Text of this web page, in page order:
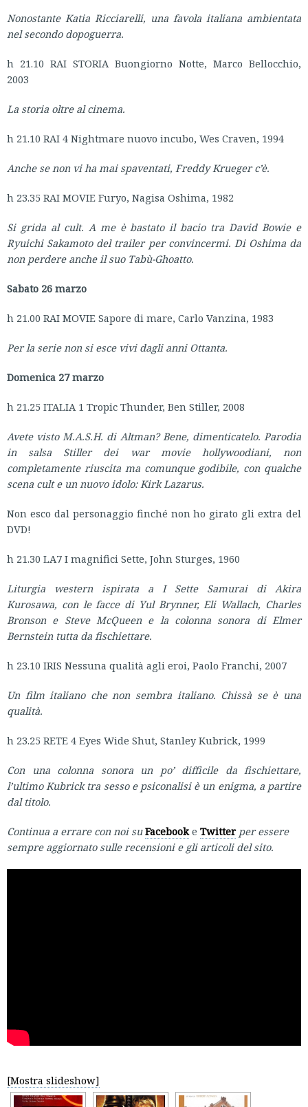
Nonostante Katia Ricciarelli, una favola italiana ambientata
nel secondo dopoguerra.
h 21.10 RAI STORIA Buongiorno Notte, Marco Bellocchio,
2003
La storia oltre al cinema.
h 21.10 RAI 4 Nightmare nuovo incubo, Wes Craven, 1994
Anche se non vi ha mai spaventati, Freddy Krueger c’è.
h 23.35 RAI MOVIE Furyo, Nagisa Oshima, 1982
Si grida al cult. A me è bastato il bacio tra David Bowie e
Ryuichi Sakamoto del trailer per convincermi. Di Oshima da
non perdere anche il suo Tabù-Ghoatto.
Sabato 26 marzo
h 21.00 RAI MOVIE Sapore di mare, Carlo Vanzina, 1983
Per la serie non si esce vivi dagli anni Ottanta.
Domenica 27 marzo
h 21.25 ITALIA 1 Tropic Thunder, Ben Stiller, 2008
Avete visto M.A.S.H. di Altman? Bene, dimenticatelo. Parodia
in salsa Stiller dei war movie hollywoodiani, non
completamente riuscita ma comunque godibile, con qualche
scena cult e un nuovo idolo: Kirk Lazarus.
Non esco dal personaggio finché non ho girato gli extra del
DVD!
h 21.30 LA7 I magnifici Sette, John Sturges, 1960
Liturgia western ispirata a I Sette Samurai di Akira
Kurosawa, con le facce di Yul Brynner, Eli Wallach, Charles
Bronson e Steve McQueen e la colonna sonora di Elmer
Bernstein tutta da fischiettare.
h 23.10 IRIS Nessuna qualità agli eroi, Paolo Franchi, 2007
Un film italiano che non sembra italiano. Chissà se è una
qualità.
h 23.25 RETE 4 Eyes Wide Shut, Stanley Kubrick, 1999
Con una colonna sonora un po’ difficile da fischiettare,
l’ultimo Kubrick tra sesso e psiconalisi è un enigma, a partire
dal titolo.
Continua a errare con noi su Facebook e Twitter per essere
sempre aggiornato sulle recensioni e gli articoli del sito.
[Mostra slideshow]